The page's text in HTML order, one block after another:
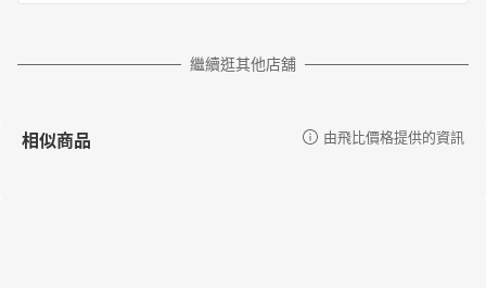
繼續逛其他店舖
相似商品 由飛比價格提供的資訊